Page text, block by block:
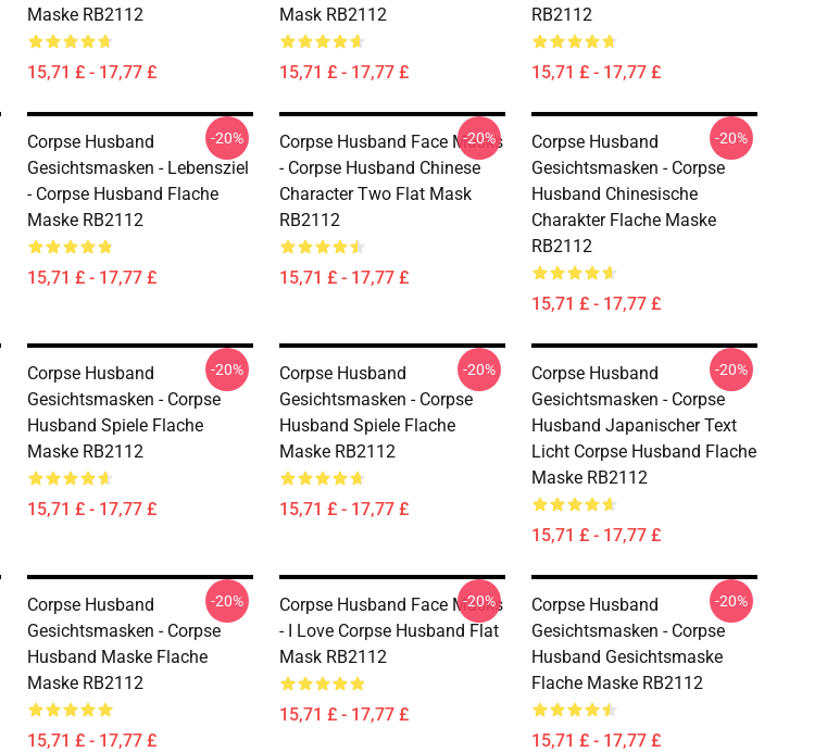
Maske RB2112
15,71 £ - 17,77 £
Mask RB2112
15,71 £ - 17,77 £
RB2112
15,71 £ - 17,77 £
Corpse Husband
Gesichtsmasken - Lebensziel
- Corpse Husband Flache
Maske RB2112
15,71 £ - 17,77 £
-20%
Corpse Husband Face Masks
- Corpse Husband Chinese
Character Two Flat Mask
RB2112
15,71 £ - 17,77 £
-20%
Corpse Husband
Gesichtsmasken - Corpse
Husband Chinesische
Charakter Flache Maske
RB2112
15,71 £ - 17,77 £
-20%
Corpse Husband
Gesichtsmasken - Corpse
Husband Spiele Flache
Maske RB2112
15,71 £ - 17,77 £
-20%
Corpse Husband
Gesichtsmasken - Corpse
Husband Spiele Flache
Maske RB2112
15,71 £ - 17,77 £
-20%
Corpse Husband
Gesichtsmasken - Corpse
Husband Japanischer Text
Licht Corpse Husband Flache
Maske RB2112
15,71 £ - 17,77 £
-20%
Corpse Husband
Gesichtsmasken - Corpse
Husband Maske Flache
Maske RB2112
15,71 £ - 17,77 £
-20%
Corpse Husband Face Masks
- I Love Corpse Husband Flat
Mask RB2112
15,71 £ - 17,77 £
-20%
Corpse Husband
Gesichtsmasken - Corpse
Husband Gesichtsmaske
Flache Maske RB2112
15,71 £ - 17,77 £
-20%